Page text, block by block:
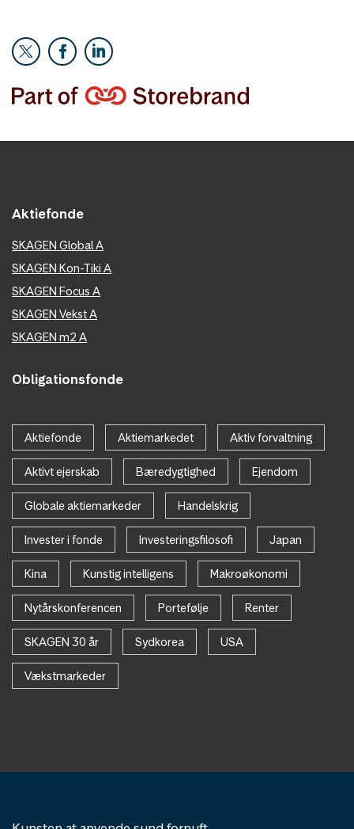
Aktiefonde
SKAGEN Global A
SKAGEN Kon-Tiki A
SKAGEN Focus A
SKAGEN Vekst A
SKAGEN m2 A
Obligationsfonde
Aktiefonde Aktiemarkedet Aktiv forvaltning
Aktivt ejerskab Bæredygtighed Ejendom
Globale aktiemarkeder Handelskrig
Invester i fonde Investeringsfilosofi Japan
Kina Kunstig intelligens Makroøkonomi
Nytårskonferencen Portefølje Renter
SKAGEN 30 år Sydkorea USA
Vækstmarkeder